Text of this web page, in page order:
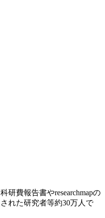
研費報告書やresearchmapの
れた研究者等約30万人で